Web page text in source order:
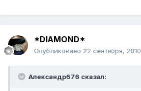
*DIAMOND*
Опубликовано 22 сентября, 2010
Александр676 сказал: